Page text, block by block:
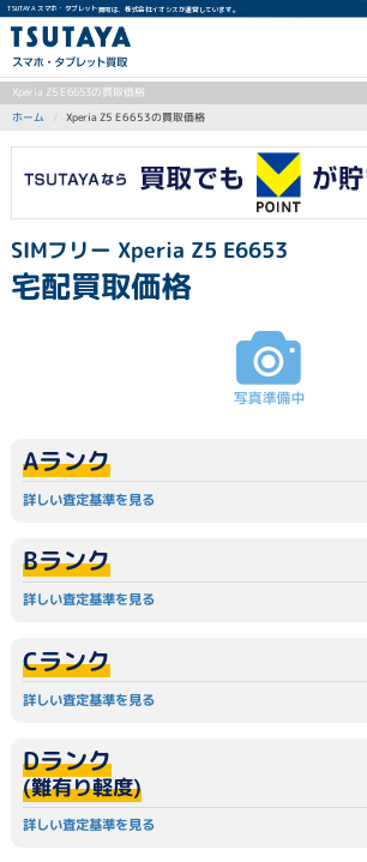
TSUTAYA スマホ・タブレット買取は、株式会社イオシスが運営しています。
Xperia Z5 E6653の買取価格
ホーム Xperia Z5 E6653の買取価格
SIMフリー Xperia Z5 E6653
宅配買取価格
詳しい査定基準を見る
Aランク
詳しい査定基準を見る
Bランク
詳しい査定基準を見る
Cランク
詳しい査定基準を見る
Dランク
(難有り軽度)